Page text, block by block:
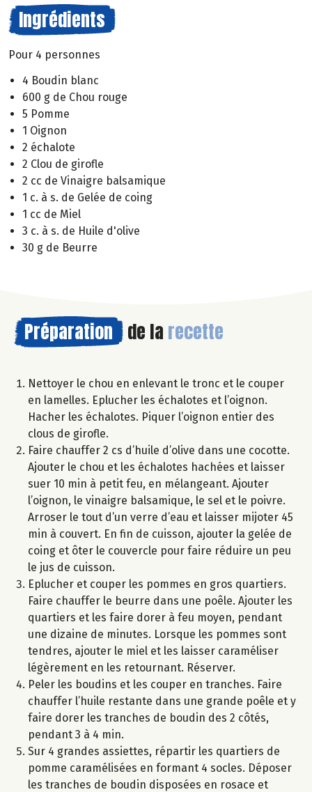
Ingrédients
Pour 4 personnes
4 Boudin blanc
600 g de Chou rouge
5 Pomme
1 Oignon
2 échalote
2 Clou de girofle
2 cc de Vinaigre balsamique
1 c. à s. de Gelée de coing
1 cc de Miel
3 c. à s. de Huile d'olive
30 g de Beurre
Préparation de la recette
Nettoyer le chou en enlevant le tronc et le couper
en lamelles. Eplucher les échalotes et l’oignon.
Hacher les échalotes. Piquer l’oignon entier des
clous de girofle.
Faire chauffer 2 cs d’huile d’olive dans une cocotte.
Ajouter le chou et les échalotes hachées et laisser
suer 10 min à petit feu, en mélangeant. Ajouter
l’oignon, le vinaigre balsamique, le sel et le poivre.
Arroser le tout d’un verre d’eau et laisser mijoter 45
min à couvert. En fin de cuisson, ajouter la gelée de
coing et ôter le couvercle pour faire réduire un peu
le jus de cuisson.
Eplucher et couper les pommes en gros quartiers.
Faire chauffer le beurre dans une poêle. Ajouter les
quartiers et les faire dorer à feu moyen, pendant
une dizaine de minutes. Lorsque les pommes sont
tendres, ajouter le miel et les laisser caraméliser
légèrement en les retournant. Réserver.
Peler les boudins et les couper en tranches. Faire
chauffer l’huile restante dans une grande poêle et y
faire dorer les tranches de boudin des 2 côtés,
pendant 3 à 4 min.
Sur 4 grandes assiettes, répartir les quartiers de
pomme caramélisées en formant 4 socles. Déposer
les tranches de boudin disposées en rosace et